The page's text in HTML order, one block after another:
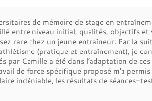
de mémoire de stage en
entre niveau initial, qualités, objectifs et
rare chez un jeune entraîneur. Par la
(pratique et entraînement), je
par Camille a été dans l’adaptation de
de force spécifique proposé m’a
indéniable, les résultats de séances-